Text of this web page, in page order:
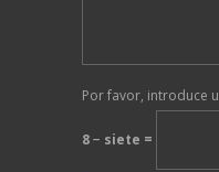
Por favor, introduce
8 − siete =